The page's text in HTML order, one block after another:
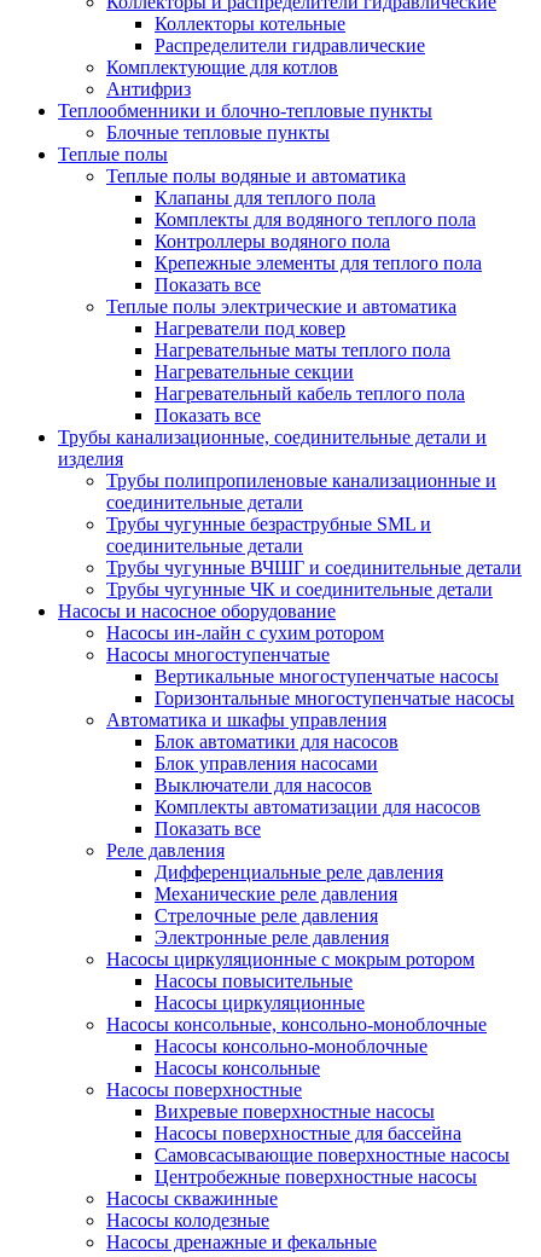
Коллекторы котельные
Распределители гидравлические
Комплектующие для котлов
Антифриз
Теплообменники и блочно-тепловые пункты
Блочные тепловые пункты
Теплые полы
Теплые полы водяные и автоматика
Клапаны для теплого пола
Комплекты для водяного теплого пола
Контроллеры водяного пола
Крепежные элементы для теплого пола
Показать все
Теплые полы электрические и автоматика
Нагреватели под ковер
Нагревательные маты теплого пола
Нагревательные секции
Нагревательный кабель теплого пола
Показать все
Трубы канализационные, соединительные детали и
изделия
Трубы полипропиленовые канализационные и
соединительные детали
Трубы чугунные безраструбные SML и
соединительные детали
Трубы чугунные ВЧШГ и соединительные детали
Трубы чугунные ЧК и соединительные детали
Насосы и насосное оборудование
Насосы ин-лайн с сухим ротором
Насосы многоступенчатые
Вертикальные многоступенчатые насосы
Горизонтальные многоступенчатые насосы
Автоматика и шкафы управления
Блок автоматики для насосов
Блок управления насосами
Выключатели для насосов
Комплекты автоматизации для насосов
Показать все
Реле давления
Дифференциальные реле давления
Механические реле давления
Стрелочные реле давления
Электронные реле давления
Насосы циркуляционные с мокрым ротором
Насосы повысительные
Насосы циркуляционные
Насосы консольные, консольно-моноблочные
Насосы консольно-моноблочные
Насосы консольные
Насосы поверхностные
Вихревые поверхностные насосы
Насосы поверхностные для бассейна
Самовсасывающие поверхностные насосы
Центробежные поверхностные насосы
Насосы скважинные
Насосы колодезные
Насосы дренажные и фекальные